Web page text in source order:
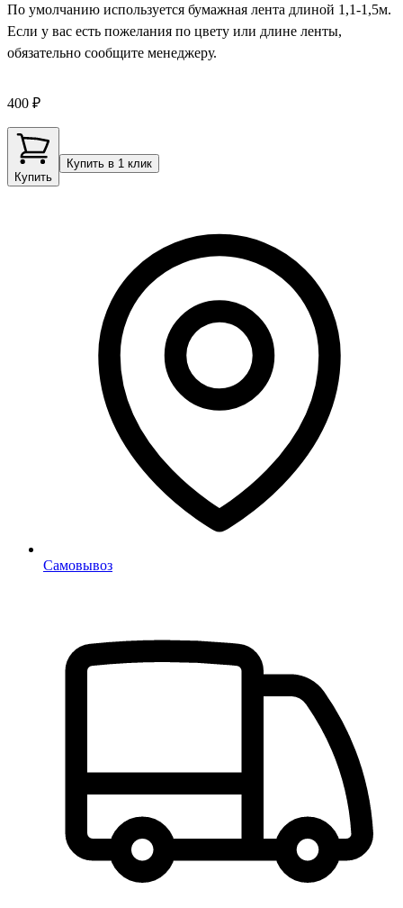
По умолчанию используется бумажная лента длиной 1,1-1,5м.
Если у вас есть пожелания по цвету или длине ленты,
обязательно сообщите менеджеру.
400 ₽
Купить
Купить в 1 клик
Самовывоз